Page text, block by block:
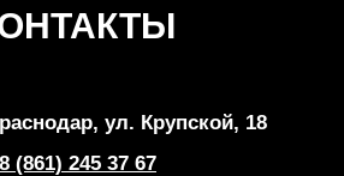
ул. Крупской, 18
8 (861) 245 37 67